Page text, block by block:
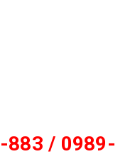
883 / 0989-